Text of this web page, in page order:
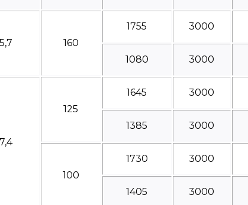
5,7 160
1755 3000
1080 3000
7,4
125
1645 3000
1385 3000
100
1730 3000
1405 3000